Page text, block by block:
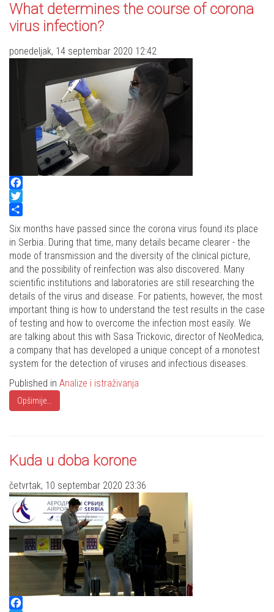
What determines the course of corona
virus infection?
ponedeljak, 14 septembar 2020 12:42
Facebook
Twitter
Share
Six months have passed since the corona virus found its place
in Serbia. During that time, many details became clearer - the
mode of transmission and the diversity of the clinical picture,
and the possibility of reinfection was also discovered. Many
scientific institutions and laboratories are still researching the
details of the virus and disease. For patients, however, the most
important thing is how to understand the test results in the case
of testing and how to overcome the infection most easily. We
are talking about this with Sasa Trickovic, director of NeoMedica,
a company that has developed a unique concept of a monotest
system for the detection of viruses and infectious diseases.
Published in Analize i istraživanja
Opširnije...
Kuda u doba korone
četvrtak, 10 septembar 2020 23:36